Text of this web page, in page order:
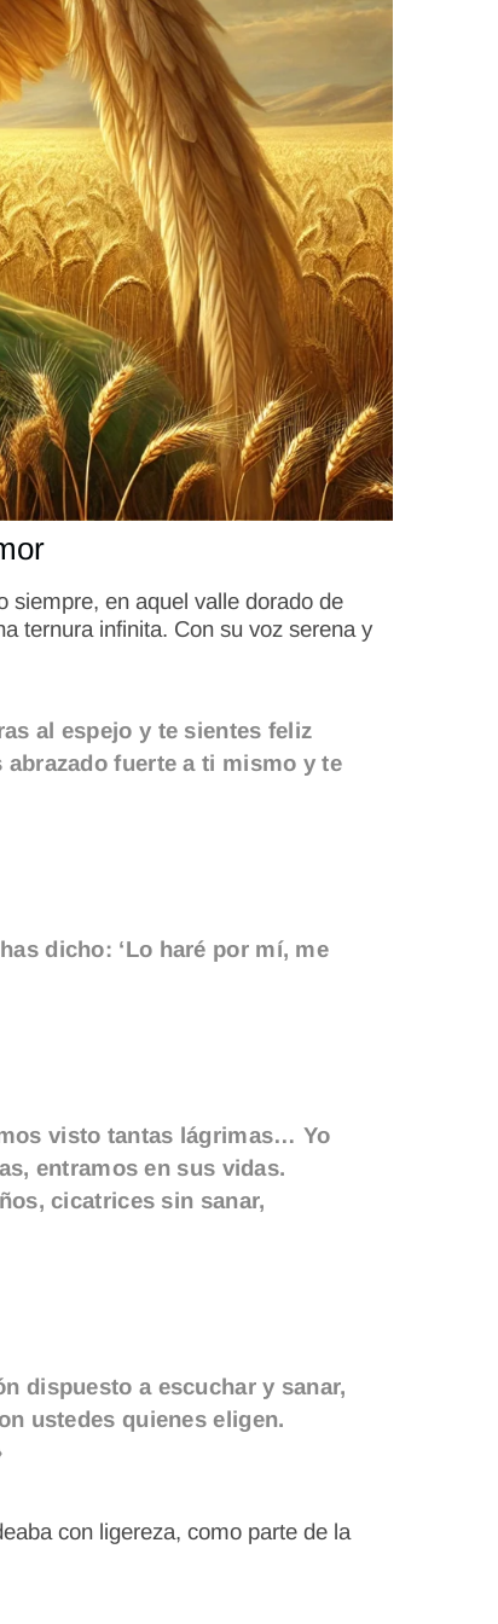
siempre, en aquel valle dorado de
ternura infinita. Con su voz serena y
al espejo y te sientes feliz
fuerte a ti mismo y te
dicho: ‘Lo haré por mí, me
visto tantas lágrimas… Yo
entramos en sus vidas.
cicatrices sin sanar,
dispuesto a escuchar y sanar,
ustedes quienes eligen.
con ligereza, como parte de la